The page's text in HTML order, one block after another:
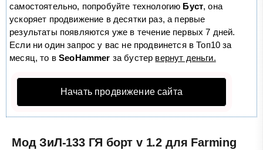
самостоятельно, попробуйте технологию Буст, она
ускоряет продвижение в десятки раз, а первые
результаты появляются уже в течение первых 7 дней.
Если ни один запрос у вас не продвинется в Топ10 за
месяц, то вSeoHammer за бустер вернут деньги.
Начать продвижение сайта
Мод ЗиЛ-133 ГЯ борт v 1.2 для Farming